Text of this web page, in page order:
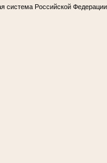
система Российской